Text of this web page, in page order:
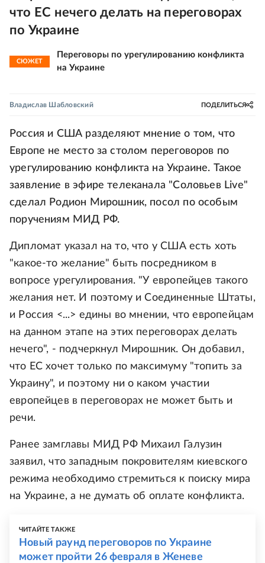
что ЕС нечего делать на переговорах
по Украине
СЮЖЕТ
Переговоры по урегулированию конфликта
на Украине
Владислав Шабловский ПОДЕЛИТЬСЯ
Россия и США разделяют мнение о том, что
Европе не место за столом переговоров по
урегулированию конфликта на Украине. Такое
заявление в эфире телеканала "Соловьев Live"
сделал Родион Мирошник, посол по особым
поручениям МИД РФ.
Дипломат указал на то, что у США есть хоть
"какое-то желание" быть посредником в
вопросе урегулирования. "У европейцев такого
желания нет. И поэтому и Соединенные Штаты,
и Россия <...> едины во мнении, что европейцам
на данном этапе на этих переговорах делать
нечего", - подчеркнул Мирошник. Он добавил,
что ЕС хочет только по максимуму "топить за
Украину", и поэтому ни о каком участии
европейцев в переговорах не может быть и
речи.
Ранее замглавы МИД РФ Михаил Галузин
заявил, что западным покровителям киевского
режима необходимо стремиться к поиску мира
на Украине, а не думать об оплате конфликта.
ЧИТАЙТЕ ТАКЖЕ
Новый раунд переговоров по Украине
может пройти 26 февраля в Женеве